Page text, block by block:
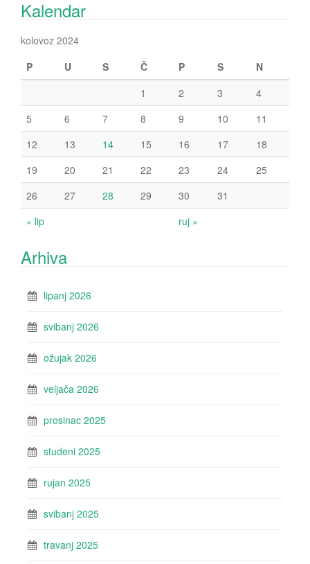
Kalendar
kolovoz 2024
P
U S Č P S N
« lip ruj »
1 2 3
4
5
6 7 8 9 10
11
12
13 14 15 16 17
18
19
20 21 22 23 24
25
26
27 28 29 30 31
Arhiva
lipanj 2026
svibanj 2026
ožujak 2026
veljača 2026
prosinac 2025
studeni 2025
rujan 2025
svibanj 2025
travanj 2025